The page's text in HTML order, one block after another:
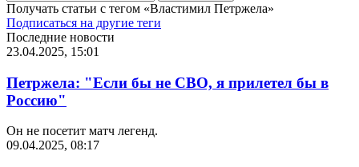
Получать статьи с тегом «Властимил Петржела»
Подписаться на другие теги
Последние новости
23.04.2025, 15:01
Петржела: "Если бы не СВО, я прилетел бы в
Россию"
Он не посетит матч легенд.
09.04.2025, 08:17